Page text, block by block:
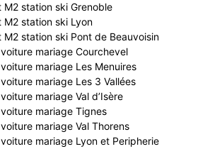
M2 station ski Grenoble
M2 station ski Lyon
M2 station ski Pont de Beauvoisin
mariage Courchevel
mariage Les Menuires
mariage Les 3 Vallées
mariage Val d’Isère
mariage Tignes
mariage Val Thorens
mariage Lyon et Peripherie